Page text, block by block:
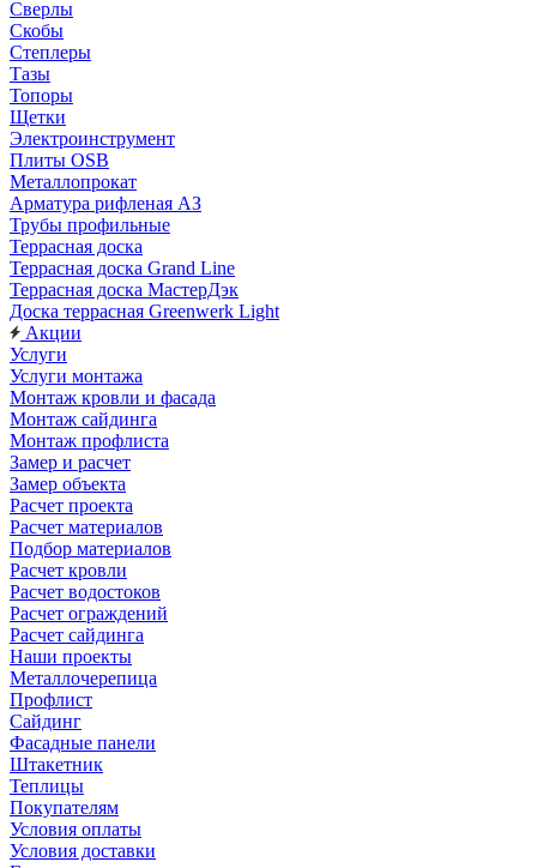
Сверлы
Скобы
Степлеры
Тазы
Топоры
Щетки
Электроинструмент
Плиты OSB
Металлопрокат
Арматура рифленая АЗ
Трубы профильные
Террасная доска
Террасная доска Grand Line
Террасная доска МастерДэк
Доска террасная Greenwerk Light
Акции
Услуги
Услуги монтажа
Монтаж кровли и фасада
Монтаж сайдинга
Монтаж профлиста
Замер и расчет
Замер объекта
Расчет проекта
Расчет материалов
Подбор материалов
Расчет кровли
Расчет водостоков
Расчет ограждений
Расчет сайдинга
Наши проекты
Металлочерепица
Профлист
Сайдинг
Фасадные панели
Штакетник
Теплицы
Покупателям
Условия оплаты
Условия доставки